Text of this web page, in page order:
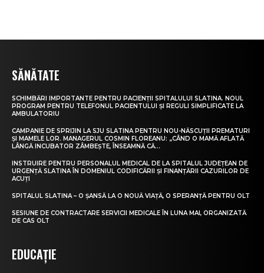
SĂNĂTATE
SCHIMBĂRI IMPORTANTE PENTRU PACIENȚII SPITALULUI SLATINA. NOUL
PROGRAM PENTRU TELEFONUL PACIENTULUI ȘI REGULI SIMPLIFICATE LA
AMBULATORIU
CAMPANIE DE SPRIJIN LA SJU SLATINA PENTRU NOU-NĂSCUȚII PREMATURI
ȘI MAMELE LOR. MANAGERUL COSMIN FLOREANU: „CÂND O MAMĂ AFLATĂ
LÂNGĂ INCUBATOR ZÂMBEȘTE, ÎNSEAMNĂ CĂ...
INSTRUIRE PENTRU PERSONALUL MEDICAL DE LA SPITALUL JUDEȚEAN DE
URGENȚĂ SLATINA ÎN DOMENIUL CODIFICĂRII ȘI FINANȚĂRII CAZURILOR DE
ACUȚI
SPITALUL SLATINA – O ȘANSĂ LA O NOUĂ VIAȚĂ, O SPERANȚĂ PENTRU OLT
SESIUNE DE CONTRACTARE SERVICII MEDICALE ÎN LUNA MAI, ORGANIZATĂ
DE CAS OLT
EDUCAȚIE